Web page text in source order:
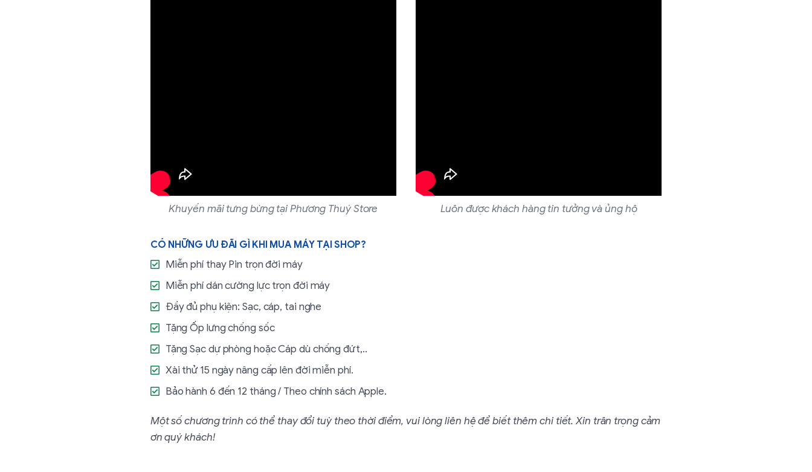
Khuyến mãi tưng bừng tại Phương Thuý Store Luôn được khách hàng tin tưởng và ủng hộ
CÓ NHỮNG ƯU ĐÃI GÌ KHI MUA MÁY TẠI SHOP?
Miễn phí thay Pin trọn đời máy
Miễn phí dán cường lực trọn đời máy
Đầy đủ phụ kiện: Sạc, cáp, tai nghe
Tặng Ốp lưng chống sốc
Tặng Sạc dự phòng hoặc Cáp dù chống đứt,..
Xài thử 15 ngày nâng cấp lên đời miễn phí.
Bảo hành 6 đến 12 tháng / Theo chính sách Apple.
Một số chương trình có thể thay đổi tuỳ theo thời điểm, vui lòng liên hệ để biết thêm chi tiết. Xin trân trọng cảm
ơn quý khách!